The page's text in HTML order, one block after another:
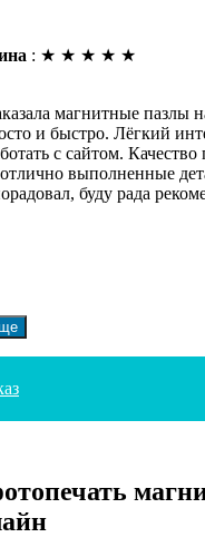
: ★ ★ ★ ★ ★
магнитные пазлы
и быстро. Лёгкий
с сайтом.
выполненные
буду рада